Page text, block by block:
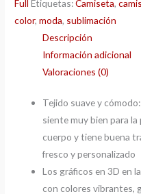
Full Etiquetas:Camiseta,
color,moda, sublimación
Descripción
Información adicional
Valoraciones (0)
Tejido suave y
siente muy bien para la
cuerpo y tiene buena
fresco y personalizado
Los gráficos en 3D en
con colores vibrantes,